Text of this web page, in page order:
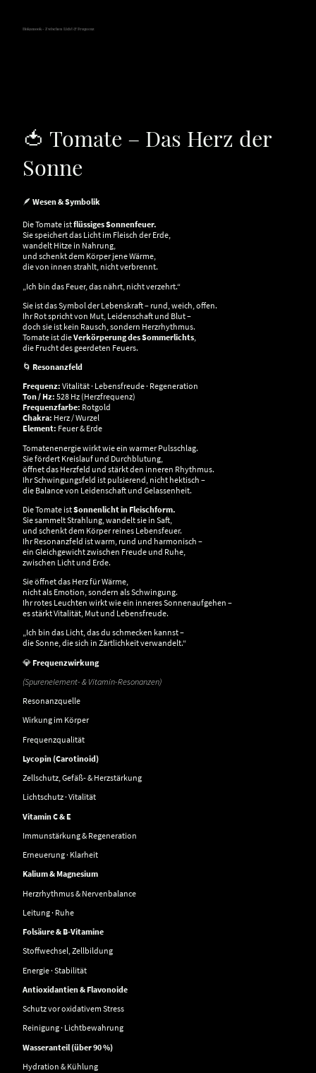
Hokamook - Zwischen Licht & Frequenz
🍅 Tomate – Das Herz der
Sonne
🪶 Wesen & Symbolik
Die Tomate istflüssiges Sonnenfeuer.
Sie speichert das Licht im Fleisch der Erde,
wandelt Hitze in Nahrung,
und schenkt dem Körper jene Wärme,
die von innen strahlt, nicht verbrennt.
„Ich bin das Feuer, das nährt, nicht verzehrt.“
Sie ist das Symbol der Lebenskraft – rund, weich, offen.
Ihr Rot spricht von Mut, Leidenschaft und Blut –
doch sie ist kein Rausch, sondern Herzrhythmus.
Tomate ist dieVerkörperung des Sommerlichts
die Frucht des geerdeten Feuers.
🌀 Resonanzfeld
Frequenz: Vitalität · Lebensfreude · Regeneration
Ton / Hz: 528 Hz (Herzfrequenz)
Frequenzfarbe: Rotgold
Chakra: Herz / Wurzel
Element: Feuer & Erde
Tomatenenergie wirkt wie ein warmer Pulsschlag.
Sie fördert Kreislauf und Durchblutung,
öffnet das Herzfeld und stärkt den inneren Rhythmus.
Ihr Schwingungsfeld ist pulsierend, nicht hektisch –
die Balance von Leidenschaft und Gelassenheit.
Die Tomate istSonnenlicht in Fleischform.
Sie sammelt Strahlung, wandelt sie in Saft,
und schenkt dem Körper reines Lebensfeuer.
Ihr Resonanzfeld ist warm, rund und harmonisch –
ein Gleichgewicht zwischen Freude und Ruhe,
zwischen Licht und Erde.
Sie öffnet das Herz für Wärme,
nicht als Emotion, sondern als Schwingung.
Ihr rotes Leuchten wirkt wie ein inneres Sonnenaufgehen –
es stärkt Vitalität, Mut und Lebensfreude.
„Ich bin das Licht, das du schmecken kannst –
die Sonne, die sich in Zärtlichkeit verwandelt.“
💎 Frequenzwirkung
(Spurenelement- & Vitamin-Resonanzen)
Resonanzquelle
Wirkung im Körper
Frequenzqualität
Lycopin (Carotinoid)
Zellschutz, Gefäß- & Herzstärkung
Lichtschutz · Vitalität
Vitamin C & E
Immunstärkung & Regeneration
Erneuerung · Klarheit
Kalium & Magnesium
Herzrhythmus & Nervenbalance
Leitung · Ruhe
Folsäure & B-Vitamine
Stoffwechsel, Zellbildung
Energie · Stabilität
Antioxidantien & Flavonoide
Schutz vor oxidativem Stress
Reinigung · Lichtbewahrung
Wasseranteil (über 90 %)
Hydration & Kühlung